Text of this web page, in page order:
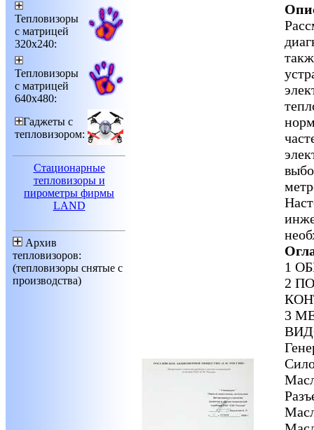
Тепловизоры
с матрицей
320х240:
Тепловизоры
с матрицей
640х480:
Гаджеты с
тепловизором:
Стационарные
тепловизоры и
пирометры фирмы
LAND
Архив
тепловизоров:
(тепловизоры снятые с
производства)
1
2
3